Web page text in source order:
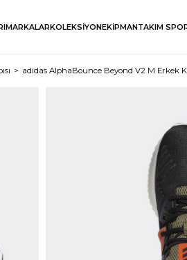
MARKALARKOLEKSİYONEKİPMANTAKIM
adidas AlphaBounce Beyond V2 M Erkek